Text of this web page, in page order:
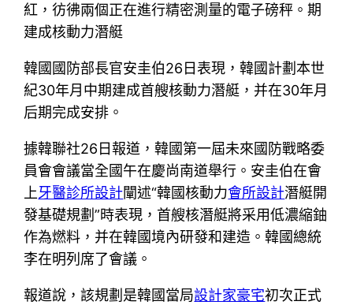
紅，彷彿兩個正在進行精密測量的電子磅秤。期
建成核動力潛艇
韓國國防部長官安圭伯26日表現，韓國計劃本世
紀30年月中期建成首艘核動力潛艇，并在30年月
后期完成安排。
據韓聯社26日報道，韓國第一屆未來國防戰略委
員會會議當全國午在慶尚南道舉行。安圭伯在會
上牙醫診所設計闡述“韓國核動力會所設計潛艇開
發基礎規劃”時表現，首艘核潛艇將采用低濃縮鈾
作為燃料，并在韓國境內研發和建造。韓國總統
李在明列席了會議。
報道說，該規劃是韓國當局設計家豪宅初次正式